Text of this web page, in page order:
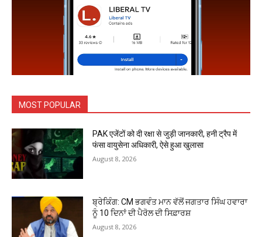
MOST POPULAR
PAK एजेंटों को दी रक्षा से जुड़ी जानकारी, हनी ट्रैप में
फंसा वायुसेना अधिकारी, ऐसे हुआ खुलासा
August 8, 2026
ਬ੍ਰੇਕਿੰਗ: CM ਭਗਵੰਤ ਮਾਨ ਵੱਲੋਂ ਜਗਤਾਰ ਸਿੰਘ ਹਵਾਰਾ
ਨੂੰ 10 ਦਿਨਾਂ ਦੀ ਪੈਰੋਲ ਦੀ ਸਿਫ਼ਾਰਸ਼
August 8, 2026